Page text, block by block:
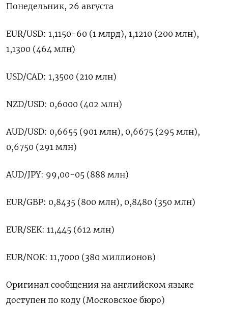
Понедельник, 26 августа
EUR/USD: 1,1150-60 (1 млрд), 1,1210 (200 млн),
1,1300 (464 млн)
USD/CAD: 1,3500 (210 млн)
NZD/USD: 0,6000 (402 млн)
AUD/USD: 0,6655 (901 млн), 0,6675 (295 млн),
0,6750 (291 млн)
AUD/JPY: 99,00-05 (888 млн)
EUR/GBP: 0,8435 (800 млн), 0,8480 (350 млн)
EUR/SEK: 11,445 (612 млн)
EUR/NOK: 11,7000 (380 миллионов)
Оригинал сообщения на английском языке
доступен по коду (Московское бюро)